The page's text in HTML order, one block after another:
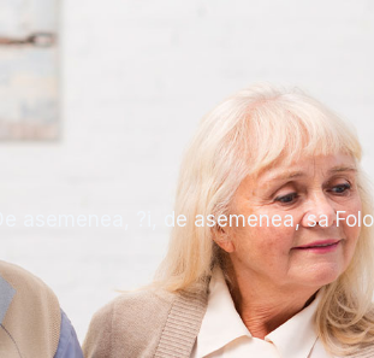
asemenea, ?i, de asemenea, sa